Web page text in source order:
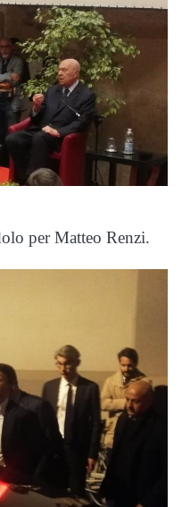
per Matteo Renzi.